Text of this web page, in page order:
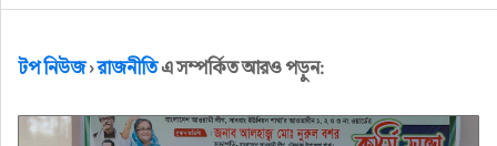
টপ নিউজ›রাজনীতিএ সম্পর্কিত আরও পড়ুন: